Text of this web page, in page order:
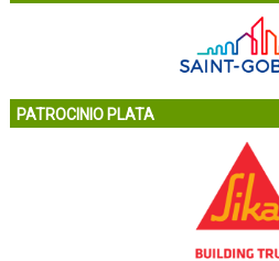
PATROCINIO PLATA